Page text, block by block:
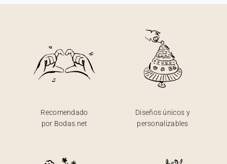
Recomendado
por Bodas.net
Diseños únicos y
personalizables